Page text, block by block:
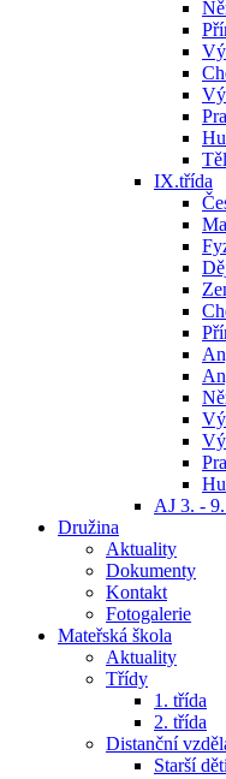
IX.třída
AJ 3. -
Družina
Aktuality
Dokumenty
Kontakt
Fotogalerie
Mateřská škola
Aktuality
Třídy
1. třída
2. třída
Distanční
Starší děti